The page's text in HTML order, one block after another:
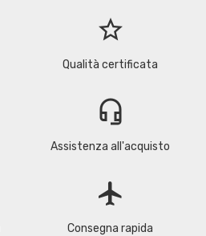
star_border
Qualità certificata
headset_mic
Assistenza all'acquisto
flight
Consegna rapida